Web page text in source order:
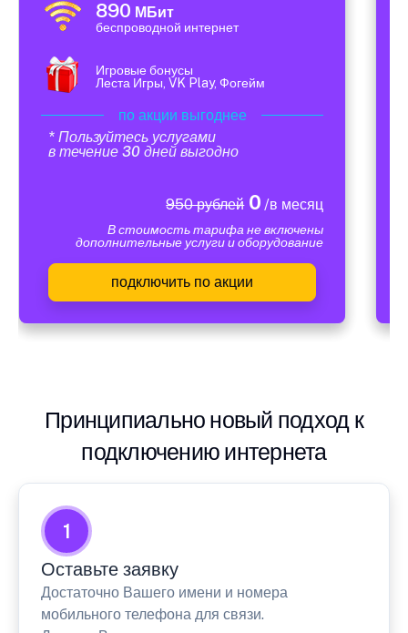
890 МБит
беспроводной интернет
Игровые бонусы
Леста Игры, VK Play, Фогейм
по акции выгоднее
* Пользуйтесь услугами
в течение 30 дней выгодно
950 рублей0 /в месяц
В стоимость тарифа не включены
дополнительные услуги и оборудование
подключить по акции
Принципиально новый подход к
подключению интернета
1
Оставьте заявку
Достаточно Вашего имени и номера
мобильного телефона для связи.